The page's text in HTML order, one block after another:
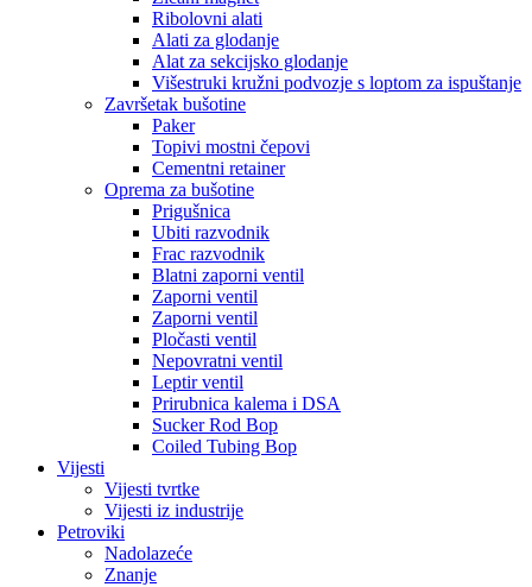
Ribolovni alati
Alati za glodanje
Alat za sekcijsko glodanje
Višestruki kružni podvozje s loptom za ispuštanje
Završetak bušotine
Paker
Topivi mostni čepovi
Cementni retainer
Oprema za bušotine
Prigušnica
Ubiti razvodnik
Frac razvodnik
Blatni zaporni ventil
Zaporni ventil
Zaporni ventil
Pločasti ventil
Nepovratni ventil
Leptir ventil
Prirubnica kalema i DSA
Sucker Rod Bop
Coiled Tubing Bop
Vijesti
Vijesti tvrtke
Vijesti iz industrije
Petroviki
Nadolazeće
Znanje